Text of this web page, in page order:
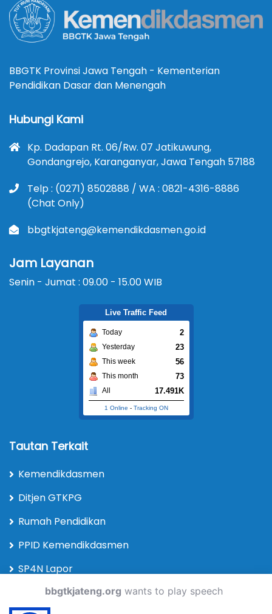
BBGTK Provinsi Jawa Tengah - Kementerian
Pendidikan Dasar dan Menengah
Hubungi Kami
Kp. Dadapan Rt. 06/Rw. 07 Jatikuwung,
Gondangrejo, Karanganyar, Jawa Tengah 57188
Telp : (0271) 8502888 / WA : 0821-4316-8886
(Chat Only)
bbgtkjateng@kemendikdasmen.go.id
Jam Layanan
Senin - Jumat : 09.00 - 15.00 WIB
Live Traffic Feed
Today 2
Yesterday 23
This week 56
This month 73
All 17.491K
1 Online - Tracking ON
Tautan Terkait
Kemendikdasmen
Ditjen GTKPG
Rumah Pendidikan
PPID Kemendikdasmen
SP4N Lapor
bbgtkjateng.org wants to play speech